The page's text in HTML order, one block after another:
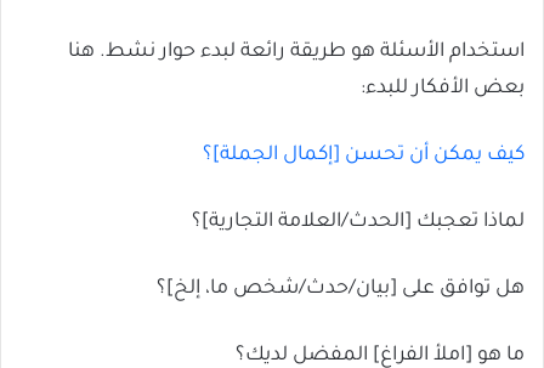
استخدام الأسئلة هو طريقة رائعة لبدء حوار نشط. هنا
بعض الأفكار للبدء:
كيف يمكن أن تحسن [إكمال الجملة]؟
لماذا تعجبك [الحدث/العلامة التجارية]؟
هل توافق على [بيان/حدث/شخص ما، إلخ]؟
ما هو [املأ الفراغ] المفضل لديك؟